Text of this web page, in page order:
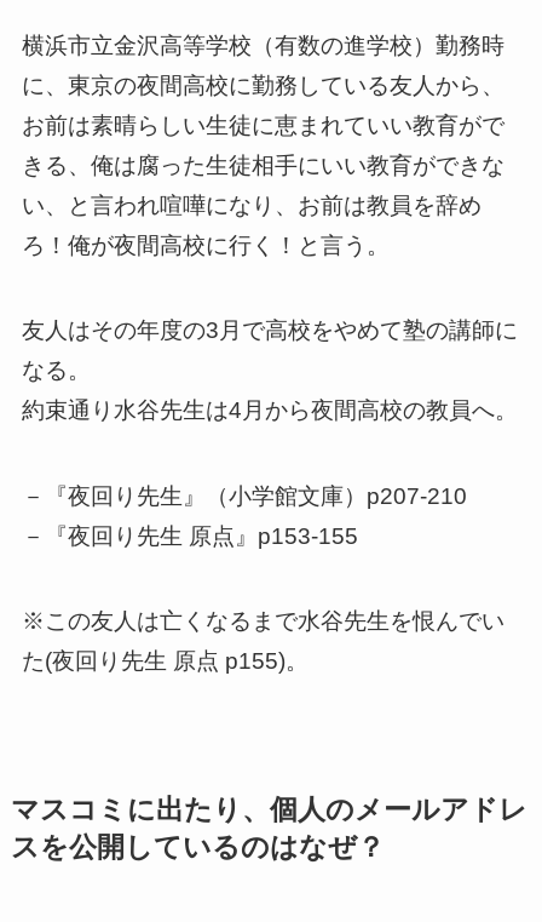
横浜市立金沢高等学校（有数の進学校）勤務時
に、東京の夜間高校に勤務している友人から、
お前は素晴らしい生徒に恵まれていい教育がで
きる、俺は腐った生徒相手にいい教育ができな
い、と言われ喧嘩になり、お前は教員を辞め
ろ！俺が夜間高校に行く！と言う。
友人はその年度の3月で高校をやめて塾の講師に
なる。
約束通り水谷先生は4月から夜間高校の教員へ。
－『夜回り先生』（小学館文庫）p207-210
－『夜回り先生 原点』p153-155
※この友人は亡くなるまで水谷先生を恨んでい
た(夜回り先生 原点 p155)。
マスコミに出たり、個人のメールアドレ
スを公開しているのはなぜ？